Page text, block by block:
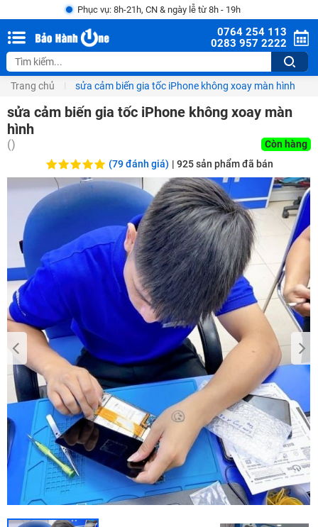
Phục vụ: 8h-21h, CN & ngày lễ từ 8h - 19h
0764 254 113
0283 957 2222
Trang chủ sửa cảm biến gia tốc iPhone không xoay màn hình
sửa cảm biến gia tốc iPhone không xoay màn
hình
()
Còn hàng
(79 đánh giá) | 925sản phẩm đã bán